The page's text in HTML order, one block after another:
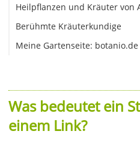
Heilpflanzen und Kräuter von
Berühmte Kräuterkundige
Meine Gartenseite: botanio.de
Was bedeutet ein
einem Link?